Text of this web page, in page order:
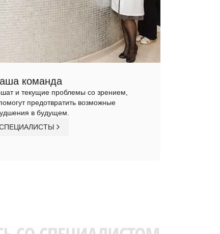
команда
и текущие проблемы со зрением,
предотвратить возможные
в будущем.